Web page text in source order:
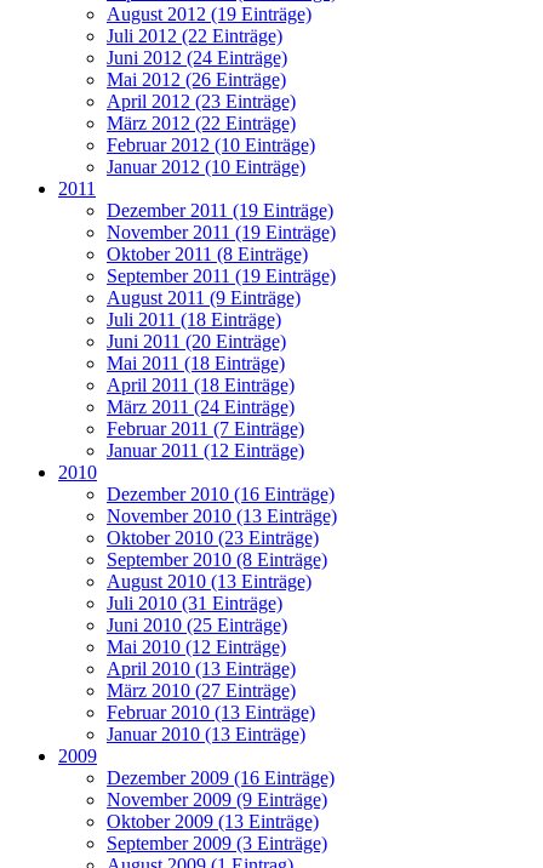
August 2012 (19 Einträge)
Juli 2012 (22 Einträge)
Juni 2012 (24 Einträge)
Mai 2012 (26 Einträge)
April 2012 (23 Einträge)
März 2012 (22 Einträge)
Februar 2012 (10 Einträge)
Januar 2012 (10 Einträge)
2011
Dezember 2011 (19 Einträge)
November 2011 (19 Einträge)
Oktober 2011 (8 Einträge)
September 2011 (19 Einträge)
August 2011 (9 Einträge)
Juli 2011 (18 Einträge)
Juni 2011 (20 Einträge)
Mai 2011 (18 Einträge)
April 2011 (18 Einträge)
März 2011 (24 Einträge)
Februar 2011 (7 Einträge)
Januar 2011 (12 Einträge)
2010
Dezember 2010 (16 Einträge)
November 2010 (13 Einträge)
Oktober 2010 (23 Einträge)
September 2010 (8 Einträge)
August 2010 (13 Einträge)
Juli 2010 (31 Einträge)
Juni 2010 (25 Einträge)
Mai 2010 (12 Einträge)
April 2010 (13 Einträge)
März 2010 (27 Einträge)
Februar 2010 (13 Einträge)
Januar 2010 (13 Einträge)
2009
Dezember 2009 (16 Einträge)
November 2009 (9 Einträge)
Oktober 2009 (13 Einträge)
September 2009 (3 Einträge)